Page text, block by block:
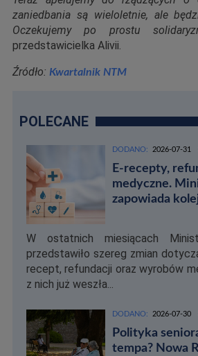
zaniedbania są wieloletnie, ale
Oczekujemy po prostu
przedstawicielka Alivii.
Źródło: Kwartalnik NTM
POLECANE
DODANO: 2026-07-31
E-recepty,
medyczne.
zapowiada
W ostatnich miesiącach
przedstawiło szereg zmian
recept, refundacji oraz wyrobów
z nich już weszła...
DODANO: 2026-07-30
Polityka
tempa? Nowa